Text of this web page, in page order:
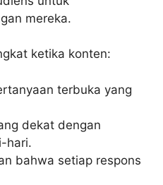
mereka.
ketika konten:
terbuka yang
dekat dengan
hari.
bahwa setiap respons